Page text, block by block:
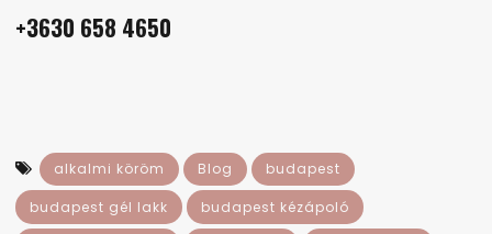
+3630 658 4650
alkalmi köröm Blog budapest
budapest gél lakk budapest kézápoló